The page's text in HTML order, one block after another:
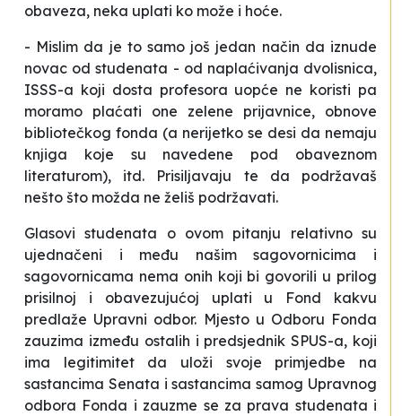
obaveza, neka uplati ko može i hoće.
- Mislim da je to samo još jedan način da iznude
novac od studenata - od naplaćivanja dvolisnica,
ISSS-a koji dosta profesora uopće ne koristi pa
moramo plaćati one zelene prijavnice, obnove
bibliotečkog fonda (a nerijetko se desi da nemaju
knjiga koje su navedene pod obaveznom
literaturom), itd. Prisiljavaju te da podržavaš
nešto što možda ne želiš podržavati.
Glasovi studenata o ovom pitanju relativno su
ujednačeni i među našim sagovornicima i
sagovornicama nema onih koji bi govorili u prilog
prisilnoj i obavezujućoj uplati u Fond kakvu
predlaže Upravni odbor. Mjesto u Odboru Fonda
zauzima između ostalih i predsjednik SPUS-a, koji
ima legitimitet da uloži svoje primjedbe na
sastancima Senata i sastancima samog Upravnog
odbora Fonda i zauzme se za prava studenata i